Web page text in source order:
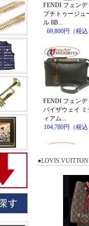
●LOVIS VUITTON